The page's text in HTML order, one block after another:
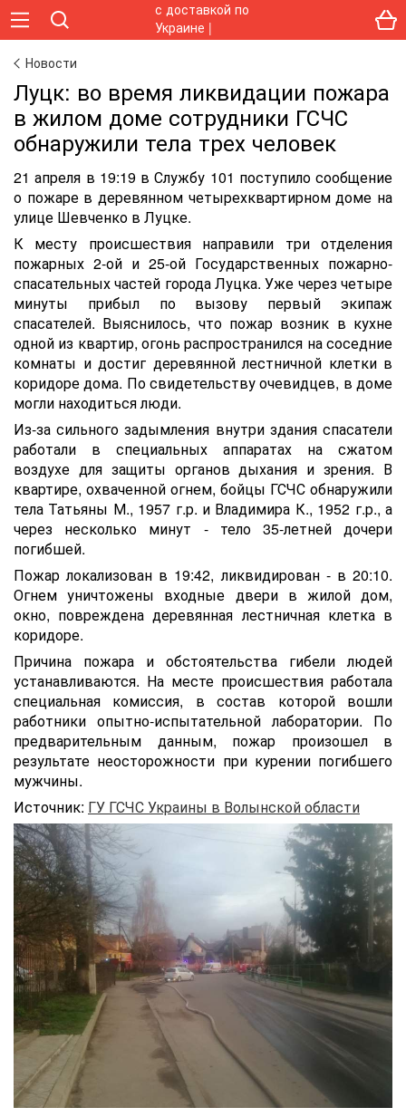
Новости
Луцк: во время ликвидации пожара
в жилом доме сотрудники ГСЧС
обнаружили тела трех человек
21 апреля в 19:19 в Службу 101 поступило сообщение
о пожаре в деревянном четырехквартирном доме на
улице Шевченко в Луцке.
К месту происшествия направили три отделения
пожарных 2-ой и 25-ой Государственных пожарно-
спасательных частей города Луцка. Уже через четыре
минуты прибыл по вызову первый экипаж
спасателей. Выяснилось, что пожар возник в кухне
одной из квартир, огонь распространился на соседние
комнаты и достиг деревянной лестничной клетки в
коридоре дома. По свидетельству очевидцев, в доме
могли находиться люди.
Из-за сильного задымления внутри здания спасатели
работали в специальных аппаратах на сжатом
воздухе для защиты органов дыхания и зрения. В
квартире, охваченной огнем, бойцы ГСЧС обнаружили
тела Татьяны М., 1957 г.р. и Владимира К., 1952 г.р., а
через несколько минут - тело 35-летней дочери
погибшей.
Пожар локализован в 19:42, ликвидирован - в 20:10.
Огнем уничтожены входные двери в жилой дом,
окно, повреждена деревянная лестничная клетка в
коридоре.
Причина пожара и обстоятельства гибели людей
устанавливаются. На месте происшествия работала
специальная комиссия, в состав которой вошли
работники опытно-испытательной лаборатории. По
предварительным данным, пожар произошел в
результате неосторожности при курении погибшего
мужчины.
Источник: ГУ ГСЧС Украины в Волынской области